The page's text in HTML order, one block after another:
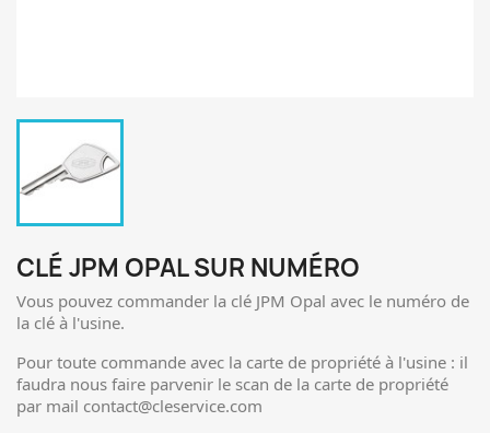
CLÉ JPM OPAL SUR NUMÉRO
Vous pouvez commander la clé JPM Opal avec le numéro de
la clé à l'usine.
Pour toute commande avec la carte de propriété à l'usine : il
faudra nous faire parvenir le scan de la carte de propriété
par mail contact@cleservice.com